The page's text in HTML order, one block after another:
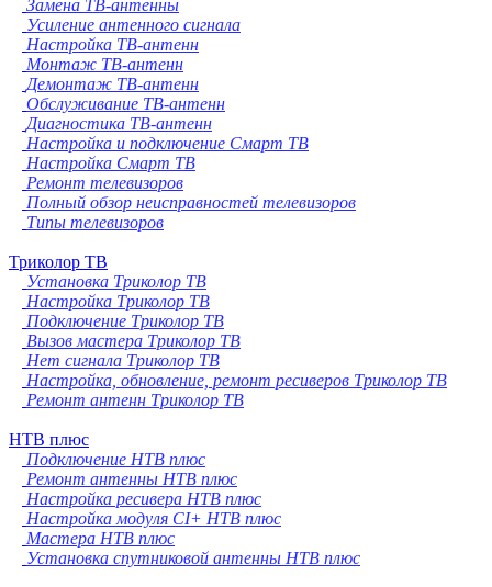
Замена ТВ-антенны
Усиление антенного сигнала
Настройка ТВ-антенн
Монтаж ТВ-антенн
Демонтаж ТВ-антенн
Обслуживание ТВ-антенн
Диагностика ТВ-антенн
Настройка и подключение Смарт ТВ
Настройка Смарт ТВ
Ремонт телевизоров
Полный обзор неисправностей телевизоров
Типы телевизоров
Триколор ТВ
Установка Триколор ТВ
Настройка Триколор ТВ
Подключение Триколор ТВ
Вызов мастера Триколор ТВ
Нет сигнала Триколор ТВ
Настройка, обновление, ремонт ресиверов Триколор ТВ
Ремонт антенн Триколор ТВ
НТВ плюс
Подключение НТВ плюс
Ремонт антенны НТВ плюс
Настройка ресивера НТВ плюс
Настройка модуля CI+ НТВ плюс
Мастера НТВ плюс
Установка спутниковой антенны НТВ плюс